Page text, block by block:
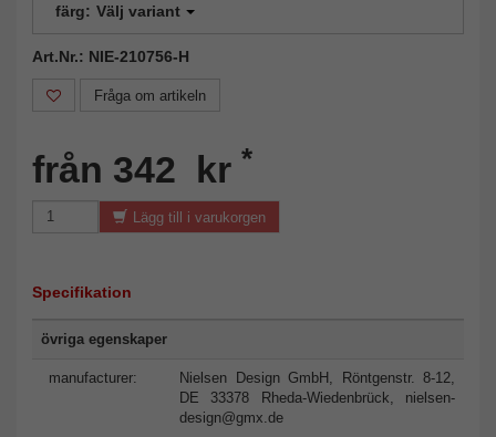
färg: Välj variant
Art.Nr.: NIE-210756-H
Fråga om artikeln
från 342 kr *
Lägg till i varukorgen
Specifikation
övriga egenskaper
manufacturer:
Nielsen Design GmbH, Röntgenstr. 8-12,
DE 33378 Rheda-Wiedenbrück, nielsen-
design@gmx.de